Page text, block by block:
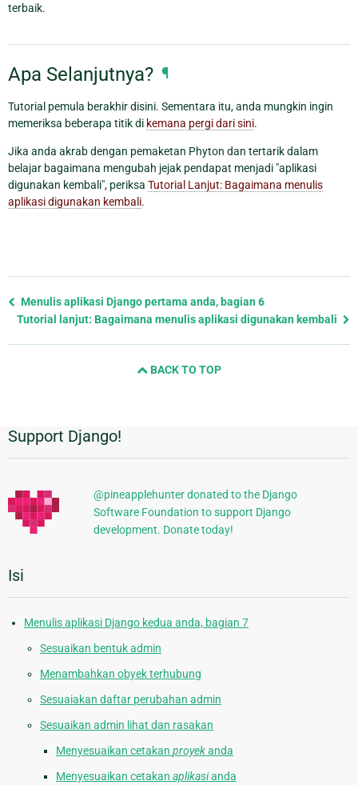
terbaik.
Apa Selanjutnya? ¶
Tutorial pemula berakhir disini. Sementara itu, anda mungkin ingin
memeriksa beberapa titik di kemana pergi dari sini.
Jika anda akrab dengan pemaketan Phyton dan tertarik dalam
belajar bagaimana mengubah jejak pendapat menjadi "aplikasi
digunakan kembali", periksa Tutorial Lanjut: Bagaimana menulis
aplikasi digunakan kembali.
Previous
page
Menulis aplikasi Django pertama anda, bagian 6
Tutorial lanjut: Bagaimana menulis aplikasi digunakan kembali
BACK TO TOP
Informasi
Tambahan
Support Django!
@pineapplehunter donated to the Django
Software Foundation to support Django
development. Donate today!
Isi
Menulis aplikasi Django kedua anda, bagian 7
Sesuaikan bentuk admin
Menambahkan obyek terhubung
Sesuaiakan daftar perubahan admin
Sesuaikan admin lihat dan rasakan
Menyesuaikan cetakan proyekanda
Menyesuaikan cetakan aplikasianda